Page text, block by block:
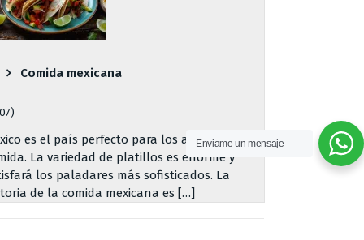
Comida mexicana
es el país perfecto para los amantes de la
La variedad de platillos es enorme y
los paladares más sofisticados. La
de la comida mexicana es […]
Enviame un mensaje